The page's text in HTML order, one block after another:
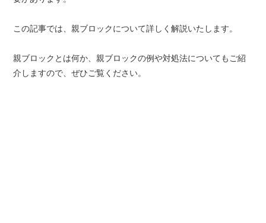
この記事では、親ブロックについて詳しく解説いたします。
親ブロックとは何か、親ブロックの例や対処法についてもご紹
介しますので、ぜひご覧ください。